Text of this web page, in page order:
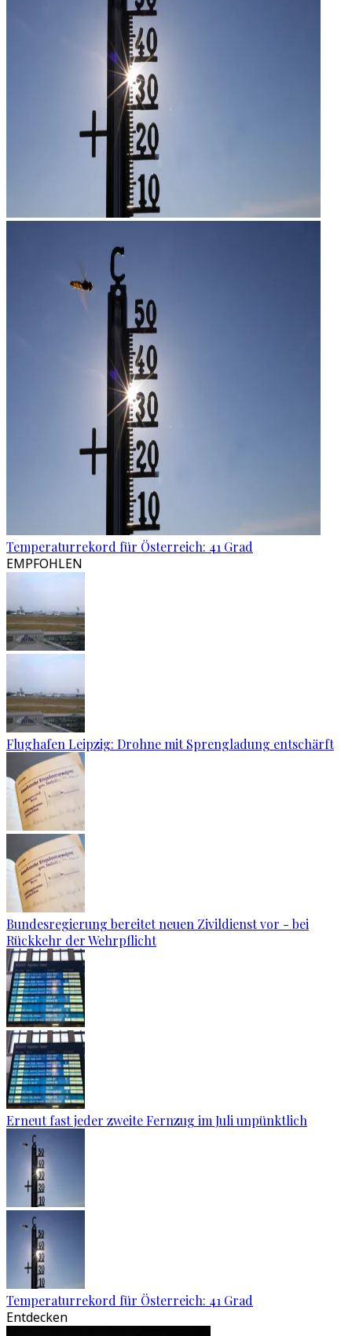
Temperaturrekord für Österreich: 41 Grad
EMPFOHLEN
Flughafen Leipzig: Drohne mit Sprengladung entschärft
Bundesregierung bereitet neuen Zivildienst vor - bei
Rückkehr der Wehrpflicht
Erneut fast jeder zweite Fernzug im Juli unpünktlich
Temperaturrekord für Österreich: 41 Grad
Entdecken